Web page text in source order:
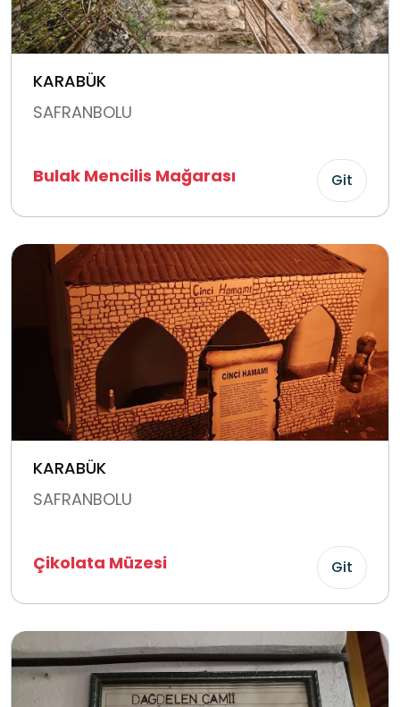
KARABÜK
SAFRANBOLU
Bulak Mencilis Mağarası Git
KARABÜK
SAFRANBOLU
Çikolata Müzesi Git